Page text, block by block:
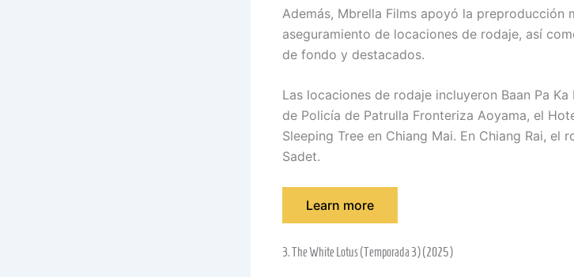
Además, Mbrella Films apoyó la preproducción
aseguramiento de locaciones de rodaje, así
de fondo y destacados.
Las locaciones de rodaje incluyeron Baan Pa
de Policía de Patrulla Fronteriza Aoyama, el
Sleeping Tree en Chiang Mai. En Chiang Rai, el
Sadet.
Learn more
3. The White Lotus (Temporada 3) (2025)